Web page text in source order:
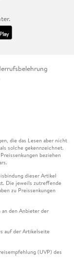
die das Lesen aber nicht
solche gekennzeichnet.
beziehen
dieser Artikel
Die jeweils zutreffende
zu Preissenkungen
den Anbieter der
auf der Artikelseite
(UVP) des